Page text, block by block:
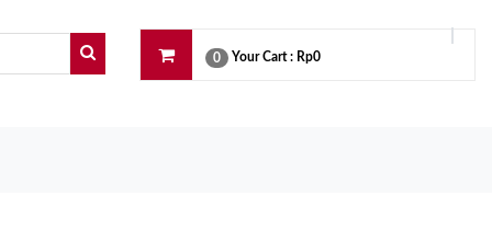
0 Your Cart : Rp0